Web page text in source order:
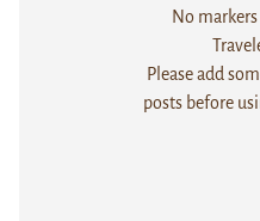
No
Please add
posts before